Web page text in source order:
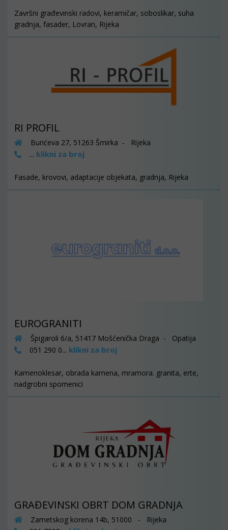
Završni građevinski radovi, keramičar, soboslikar, suha
gradnja, fasader, Lovran, Rijeka
RI PROFIL
Burićeva 27, 51263 Šmirka - Rijeka
... klikni za broj
Fasade, krovovi, adaptacije objekata, gradnja, Rijeka
EUROGRANITI
Špigaroli 6/a, 51417 Mošćenička Draga - Opatija
051 290 0... klikni za broj
Kamenoklesar, obrada kamena, mramora. granita, erte,
nadgrobni spomenici
GRAĐEVINSKI OBRT DOM GRADNJA
Zametskog korena 14b, 51000 - Rijeka